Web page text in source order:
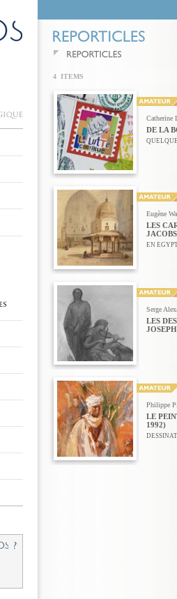
4 ITEMS
Catherine
DE LA
Eugène
LES
JACOBS
EN
Serge
LES
Philippe
LE
1992)